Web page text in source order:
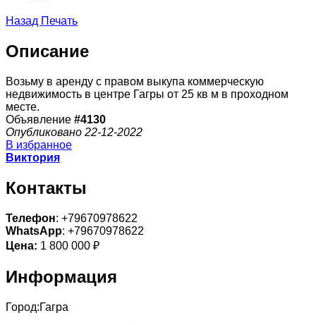
Назад Печать
Описание
Возьму в аренду с правом выкупа коммерческую
недвижимость в центре Гагры от 25 кв м в проходном
месте.
Объявление #4130
Опубликовано 22-12-2022
В избранное
Виктория
Контакты
Телефон: +79670978622
WhatsApp: +79670978622
Цена: 1 800 000 ₽
Информация
Город:Гагра